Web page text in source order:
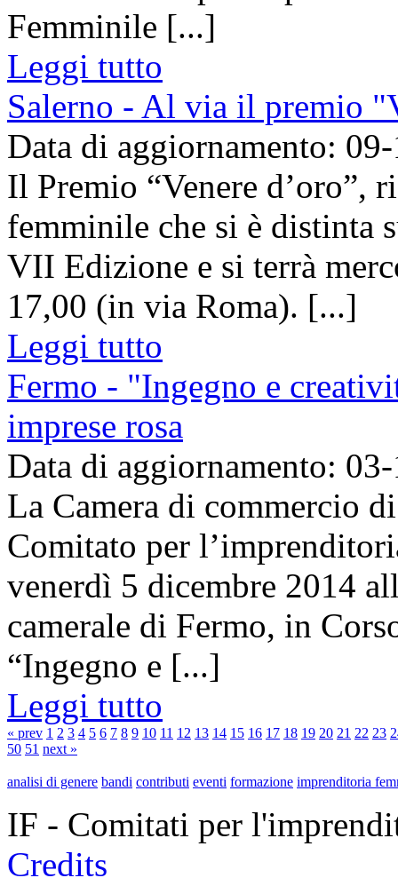
Femminile [...]
Leggi tutto
Salerno - Al via il premio
Data di aggiornamento:
Il Premio “Venere d’oro”,
femminile che si è distinta
VII Edizione e si terrà
17,00 (in via Roma). [...]
Leggi tutto
Fermo - "Ingegno e
imprese rosa
Data di aggiornamento:
La Camera di commercio
Comitato per
venerdì 5 dicembre 2014
camerale di Fermo, in
“Ingegno e [...]
Leggi tutto
« prev 1 2 3 4 5 6 7 8 9 10 11 12 13 14 15 16 17 18 19 20 21 22 23
50 51 next »
analisi di genere bandi contributi eventi formazione imprenditoria
IF - Comitati per
Credits